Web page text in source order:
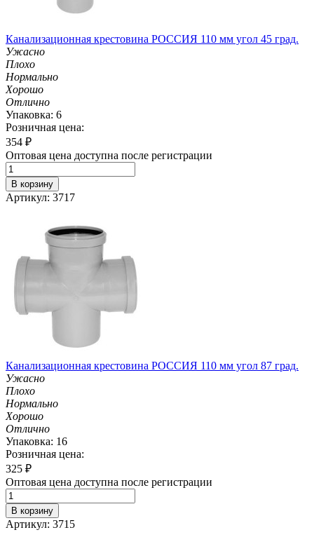
Канализационная крестовина РОССИЯ 110 мм угол 45 град.
Ужасно
Плохо
Нормально
Хорошо
Отлично
Упаковка: 6
Розничная цена:
354 ₽
Оптовая цена доступна после регистрации
В корзину
Артикул: 3717
Канализационная крестовина РОССИЯ 110 мм угол 87 град.
Ужасно
Плохо
Нормально
Хорошо
Отлично
Упаковка: 16
Розничная цена:
325 ₽
Оптовая цена доступна после регистрации
В корзину
Артикул: 3715